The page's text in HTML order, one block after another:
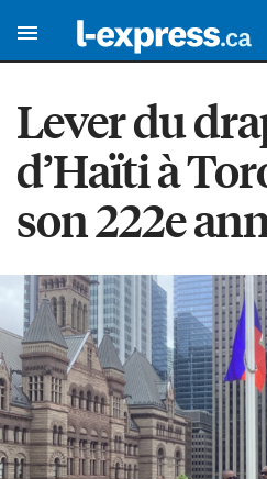
Lever du
d’Haïti à
son 222e